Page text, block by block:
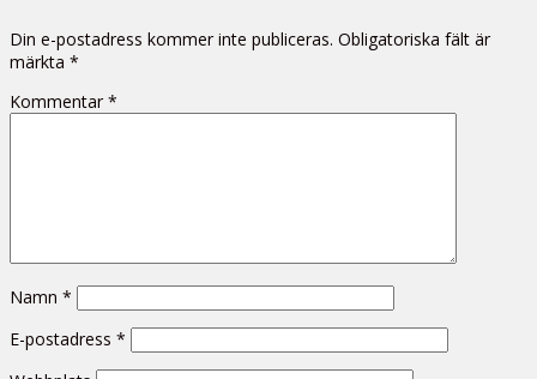
Din e-postadress kommer inte publiceras. Obligatoriska fält är
märkta *
Kommentar *
Namn *
E-postadress *